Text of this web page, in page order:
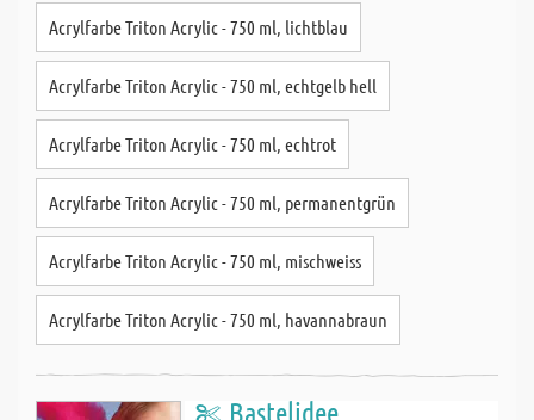
Acrylfarbe Triton Acrylic - 750 ml, lichtblau
Acrylfarbe Triton Acrylic - 750 ml, echtgelb hell
Acrylfarbe Triton Acrylic - 750 ml, echtrot
Acrylfarbe Triton Acrylic - 750 ml, permanentgrün
Acrylfarbe Triton Acrylic - 750 ml, mischweiss
Acrylfarbe Triton Acrylic - 750 ml, havannabraun
Bastelidee